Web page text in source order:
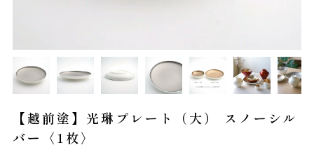
【越前塗】光琳プレート（大） スノーシル
バー〈1枚〉